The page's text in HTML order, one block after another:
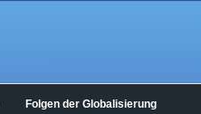
Folgen der Globalisierung